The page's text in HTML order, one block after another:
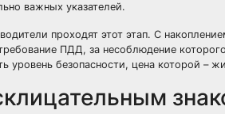
важных указателей.
проходят этот этап. С
ПДД, за несоблюдение
уровень безопасности, цена которой –